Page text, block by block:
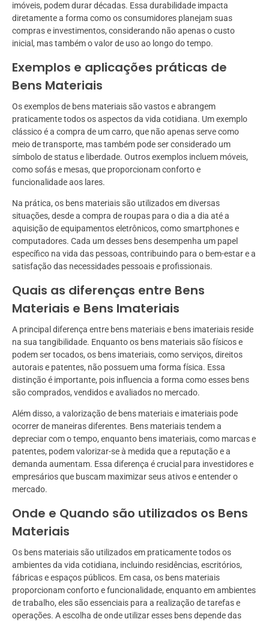
imóveis, podem durar décadas. Essa durabilidade impacta
diretamente a forma como os consumidores planejam suas
compras e investimentos, considerando não apenas o custo
inicial, mas também o valor de uso ao longo do tempo.
Exemplos e aplicações práticas de
Bens Materiais
Os exemplos de bens materiais são vastos e abrangem
praticamente todos os aspectos da vida cotidiana. Um exemplo
clássico é a compra de um carro, que não apenas serve como
meio de transporte, mas também pode ser considerado um
símbolo de status e liberdade. Outros exemplos incluem móveis,
como sofás e mesas, que proporcionam conforto e
funcionalidade aos lares.
Na prática, os bens materiais são utilizados em diversas
situações, desde a compra de roupas para o dia a dia até a
aquisição de equipamentos eletrônicos, como smartphones e
computadores. Cada um desses bens desempenha um papel
específico na vida das pessoas, contribuindo para o bem-estar e a
satisfação das necessidades pessoais e profissionais.
Quais as diferenças entre Bens
Materiais e Bens Imateriais
A principal diferença entre bens materiais e bens imateriais reside
na sua tangibilidade. Enquanto os bens materiais são físicos e
podem ser tocados, os bens imateriais, como serviços, direitos
autorais e patentes, não possuem uma forma física. Essa
distinção é importante, pois influencia a forma como esses bens
são comprados, vendidos e avaliados no mercado.
Além disso, a valorização de bens materiais e imateriais pode
ocorrer de maneiras diferentes. Bens materiais tendem a
depreciar com o tempo, enquanto bens imateriais, como marcas e
patentes, podem valorizar-se à medida que a reputação e a
demanda aumentam. Essa diferença é crucial para investidores e
empresários que buscam maximizar seus ativos e entender o
mercado.
Onde e Quando são utilizados os Bens
Materiais
Os bens materiais são utilizados em praticamente todos os
ambientes da vida cotidiana, incluindo residências, escritórios,
fábricas e espaços públicos. Em casa, os bens materiais
proporcionam conforto e funcionalidade, enquanto em ambientes
de trabalho, eles são essenciais para a realização de tarefas e
operações. A escolha de onde utilizar esses bens depende das